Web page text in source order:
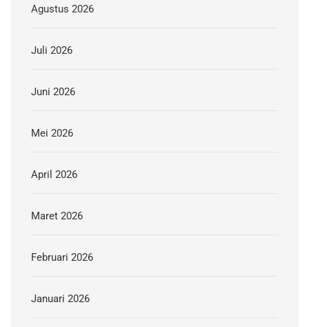
Agustus 2026
Juli 2026
Juni 2026
Mei 2026
April 2026
Maret 2026
Februari 2026
Januari 2026